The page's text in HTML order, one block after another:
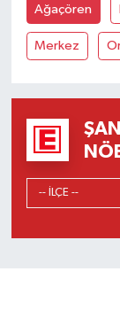
Ağaçören
Merkez